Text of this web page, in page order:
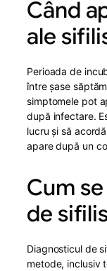
Când
ale
Perioada de
între șase
simptomele pot
după infectare.
lucru și să
apare după un
Cum
de
Diagnosticul de
metode, inclusiv